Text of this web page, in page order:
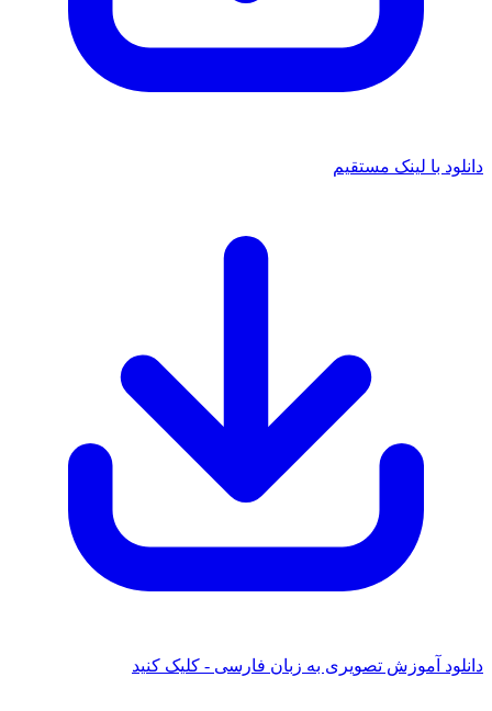
دانلود با لینک مستقیم
دانلود آموزش تصویری به زبان فارسی - کلیک کنید